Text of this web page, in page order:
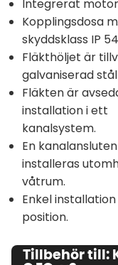
Integrerat
Kopplingsdosa
skyddsklass IP
Fläkthöljet är
galvaniserad
Fläkten är
installation i ett
kanalsystem.
En
installeras
våtrum.
Enkel
position.
Tillbehör till: